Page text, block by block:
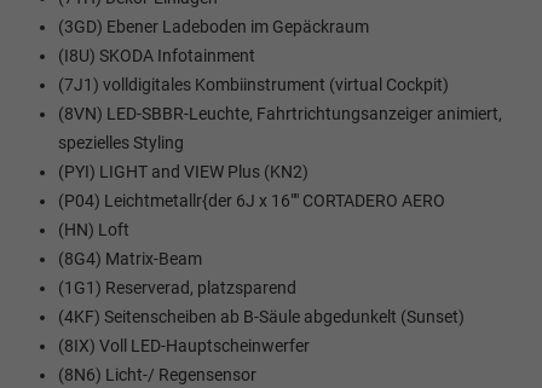
(3GD) Ebener Ladeboden im Gepäckraum
(I8U) SKODA Infotainment
(7J1) volldigitales Kombiinstrument (virtual Cockpit)
(8VN) LED-SBBR-Leuchte, Fahrtrichtungsanzeiger animiert,
spezielles Styling
(PYI) LIGHT and VIEW Plus (KN2)
(P04) Leichtmetallr{der 6J x 16"" CORTADERO AERO
(HN) Loft
(8G4) Matrix-Beam
(1G1) Reserverad, platzsparend
(4KF) Seitenscheiben ab B-Säule abgedunkelt (Sunset)
(8IX) Voll LED-Hauptscheinwerfer
(8N6) Licht-/ Regensensor